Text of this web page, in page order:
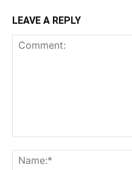
LEAVE A REPLY